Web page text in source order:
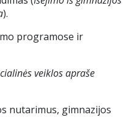
).
programose ir
veiklos apraše
nutarimus, gimnazijos